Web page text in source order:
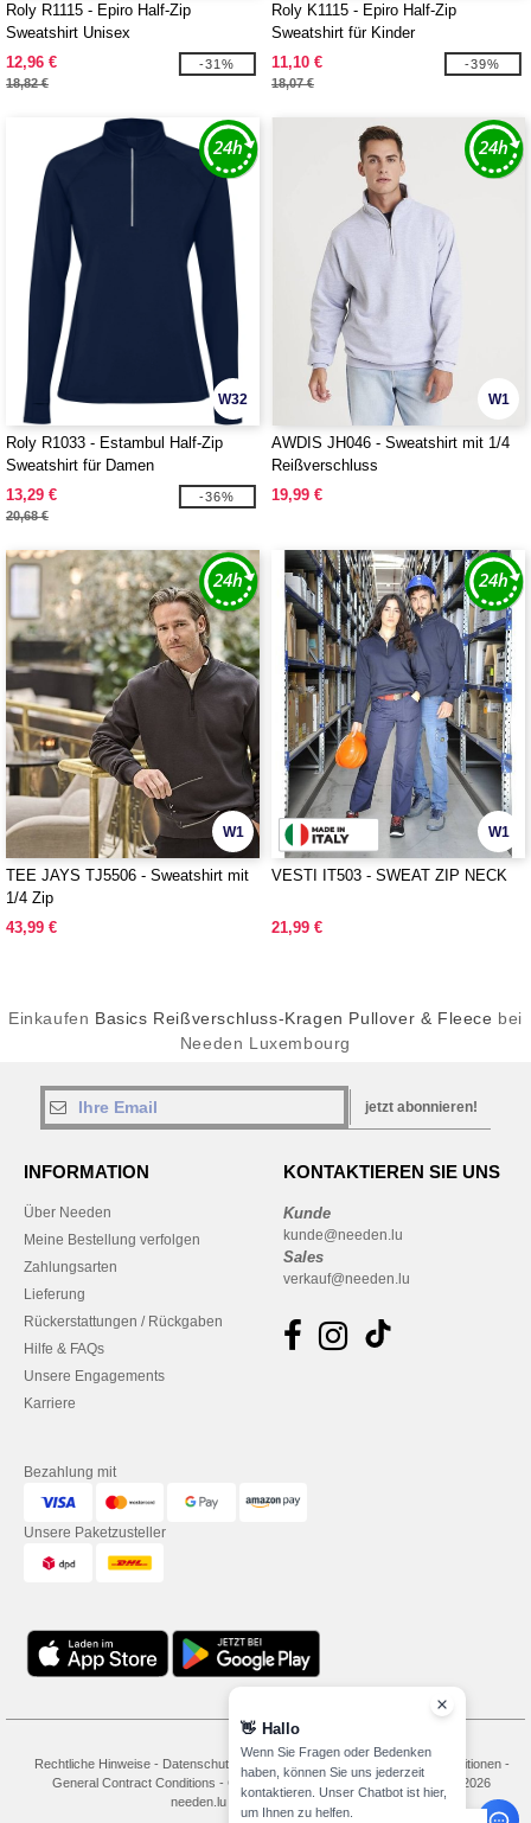
Roly R1115 - Epiro Half-Zip
Sweatshirt Unisex
12,96 €
18,82 €
-31%
Roly K1115 - Epiro Half-Zip
Sweatshirt für Kinder
11,10 €
18,07 €
-39%
W32
Roly R1033 - Estambul Half-Zip
Sweatshirt für Damen
13,29 €
20,68 €
-36%
W1
AWDIS JH046 - Sweatshirt mit 1/4
Reißverschluss
19,99 €
W1
TEE JAYS TJ5506 - Sweatshirt mit
1/4 Zip
43,99 €
W1
VESTI IT503 - SWEAT ZIP NECK
21,99 €
Einkaufen Basics Reißverschluss-Kragen Pullover & Fleece bei
Needen Luxembourg
jetzt abonnieren!
INFORMATION
Über Needen
Meine Bestellung verfolgen
Zahlungsarten
Lieferung
Rückerstattungen / Rückgaben
Hilfe & FAQs
Unsere Engagements
Karriere
KONTAKTIEREN SIE UNS
Kunde
kunde@needen.lu
Sales
verkauf@needen.lu
Bezahlung mit
Unsere Paketzusteller
Rechtliche Hinweise- Datenschutzbestimmungen - Bedingungen und Konditionen-
General Contract Conditions - Cookie-Richtlinie Site Map
Copyright 2026
needen.lu - Alle Rechte vorbehalten
👋 Hallo
Wenn Sie Fragen oder Bedenken
haben, können Sie uns jederzeit
kontaktieren. Unser Chatbot ist hier,
um Ihnen zu helfen.